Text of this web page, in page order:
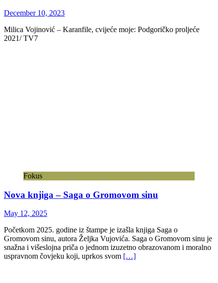
December 10, 2023
Milica Vojinović – Karanfile, cvijeće moje: Podgoričko proljeće
2021/ TV7
Fokus
Nova knjiga – Saga o Gromovom sinu
May 12, 2025
Početkom 2025. godine iz štampe je izašla knjiga Saga o
Gromovom sinu, autora Željka Vujovića. Saga o Gromovom sinu je
snažna i višeslojna priča o jednom izuzetno obrazovanom i moralno
uspravnom čovjeku koji, uprkos svom […]